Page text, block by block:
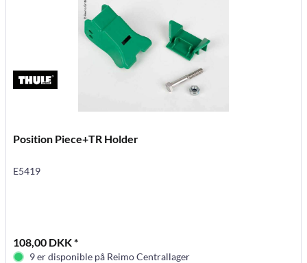
Position Piece+TR Holder
E5419
108,00 DKK *
9 er disponible på Reimo Centrallager